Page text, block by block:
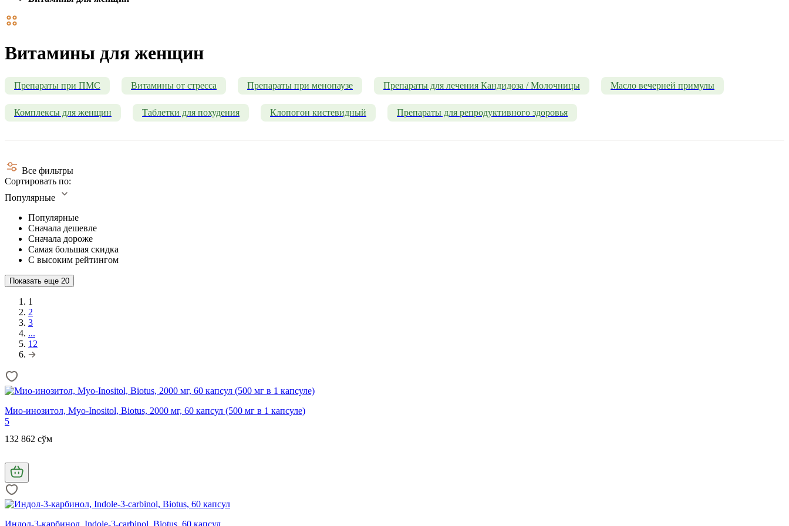
Витамины для женщин
Препараты при ПМС Витамины от стресса Препараты при менопаузе Препараты для лечения Кандидоза / Молочницы Масло вечерней примулы
Комплексы для женщин Таблетки для похудения Клопогон кистевидный Препараты для репродуктивного здоровья
Все фильтры
Сортировать по:
Популярные
Популярные
Сначала дешевле
Сначала дороже
Самая большая скидка
С высоким рейтингом
Показать еще 20
1
2
3
...
12
Мио-инозитол, Myo-Inositol, Biotus, 2000 мг, 60 капсул (500 мг в 1 капсуле)
5
132 862 сўм
Индол-3-карбинол, Indole-3-carbinol, Biotus, 60 капсул